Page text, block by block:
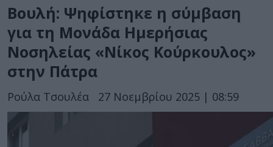
Βουλή: Ψηφίστηκε η σύμβαση
για τη Μονάδα Ημερήσιας
Νοσηλείας «Νίκος Κούρκουλος»
στην Πάτρα
Ρούλα Τσουλέα 27 Νοεμβρίου 2025 | 08:59